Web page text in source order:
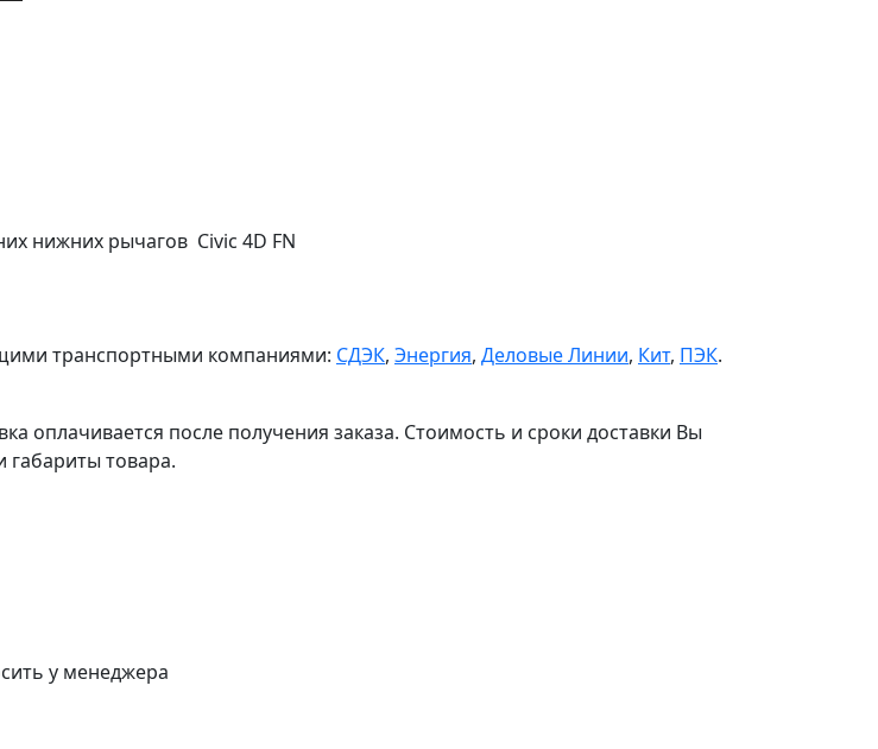
нижних рычагов Civic 4D FN
транспортными компаниями: СДЭК, Энергия, Деловые Линии, Кит, ПЭК.
оплачивается после получения заказа. Стоимость и сроки доставки Вы
габариты товара.
у менеджера